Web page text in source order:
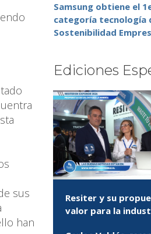
sus
han
Samsung obtiene el
categoría tecnología
Sostenibilidad
Ediciones
Resiter y su
valor para la